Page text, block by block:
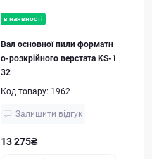
в наявності
Вал основної пили форматн
о-розкрійного верстата KS-1
32
Код товару: 1962
Залишити відгук
13 275₴